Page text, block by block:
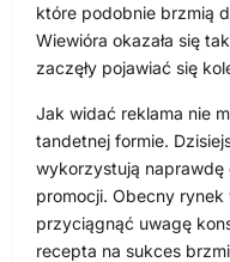
które podobnie brzmią
Wiewióra okazała się
zaczęły pojawiać się
Jak widać reklama nie
tandetnej formie.
wykorzystują naprawdę
promocji. Obecny
przyciągnąć uwagę
recepta na sukces